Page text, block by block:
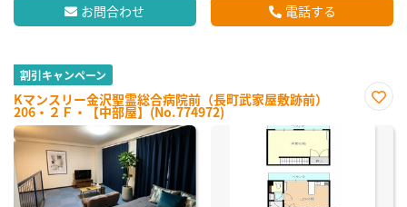
お問合わせ 電話する
割引キャンペーン
Kマンスリー金沢聖霊総合病院前（長町武家屋敷跡前）
206・２Ｆ・【中部屋】(No.774972)
に入